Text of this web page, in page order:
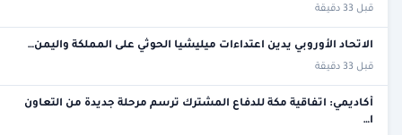
قبل 33 دقيقة
الاتحاد الأوروبي يدين اعتداءات ميليشيا الحوثي على المملكة واليمن…
قبل 33 دقيقة
أكاديمي: اتفاقية مكة للدفاع المشترك ترسم مرحلة جديدة من التعاون
ا…